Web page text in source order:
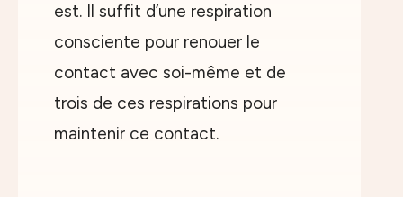
est. Il suffit d’une respiration
consciente pour renouer le
contact avec soi-même et de
trois de ces respirations pour
maintenir ce contact.